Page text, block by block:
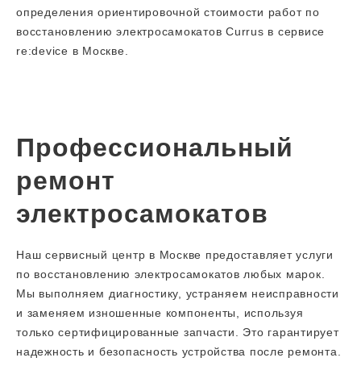
определения ориентировочной стоимости работ по
восстановлению электросамокатов Currus в сервисе
re:device в Москве.
Профессиональный
ремонт
электросамокатов
Наш сервисный центр в Москве предоставляет услуги
по восстановлению электросамокатов любых марок.
Мы выполняем диагностику, устраняем неисправности
и заменяем изношенные компоненты, используя
только сертифицированные запчасти. Это гарантирует
надежность и безопасность устройства после ремонта.